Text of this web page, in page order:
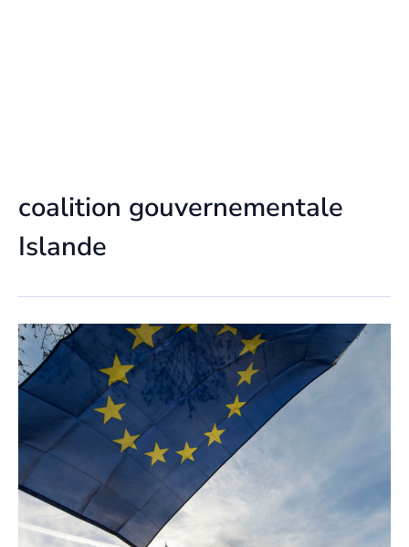
coalition gouvernementale
Islande